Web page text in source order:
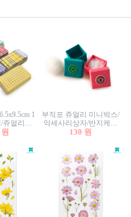
1
쥬얼리봉
/악세사
부직포 쥬얼리 미니박스/
악세사리상자/반지케이
스/반지상자/귀걸이상자/
130 원